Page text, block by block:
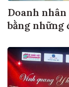
Doanh
bằng những